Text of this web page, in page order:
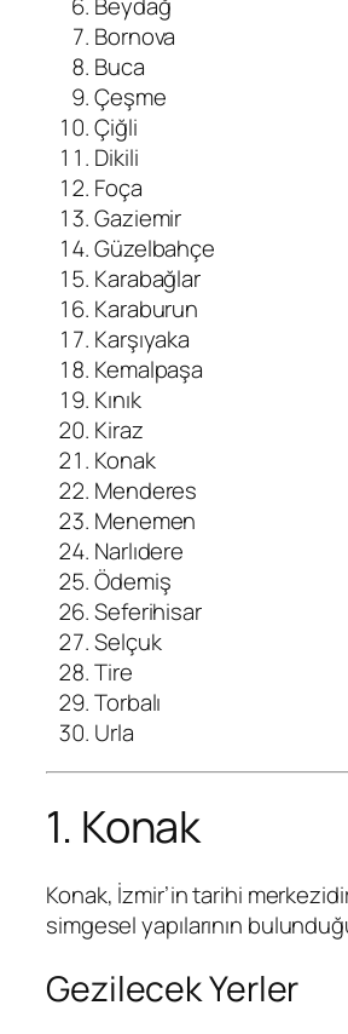
Beydağ
Bornova
Buca
Çeşme
Çiğli
Dikili
Foça
Gaziemir
Güzelbahçe
Karabağlar
Karaburun
Karşıyaka
Kemalpaşa
Kınık
Kiraz
Konak
Menderes
Menemen
Narlıdere
Ödemiş
Seferihisar
Selçuk
Tire
Torbalı
Urla
1. Konak
Konak, İzmir’in tarihi
simgesel yapılarının
Gezilecek Yerler